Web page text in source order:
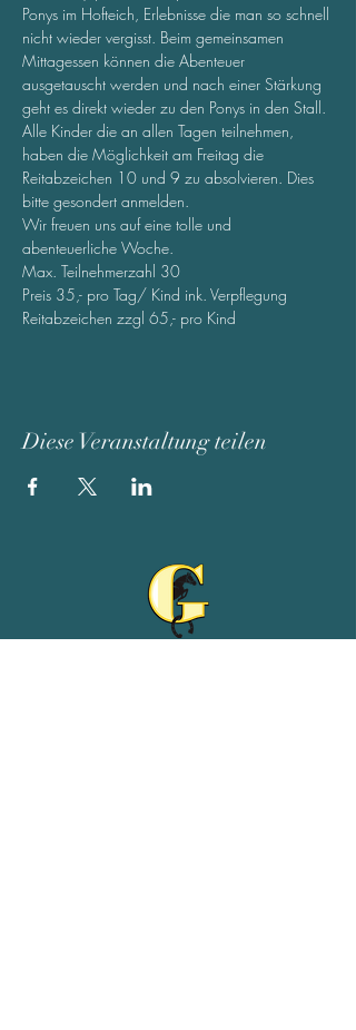
Ponys im Hofteich, Erlebnisse die man so schnell
nicht wieder vergisst. Beim gemeinsamen
Mittagessen können die Abenteuer
ausgetauscht werden und nach einer Stärkung
geht es direkt wieder zu den Ponys in den Stall.
Alle Kinder die an allen Tagen teilnehmen,
haben die Möglichkeit am Freitag die
Reitabzeichen 10 und 9 zu absolvieren. Dies
bitte gesondert anmelden.
Wir freuen uns auf eine tolle und
abenteuerliche Woche.
Max. Teilnehmerzahl 30
Preis 35,- pro Tag/ Kind ink. Verpflegung
Reitabzeichen zzgl 65,- pro Kind
Diese Veranstaltung teilen